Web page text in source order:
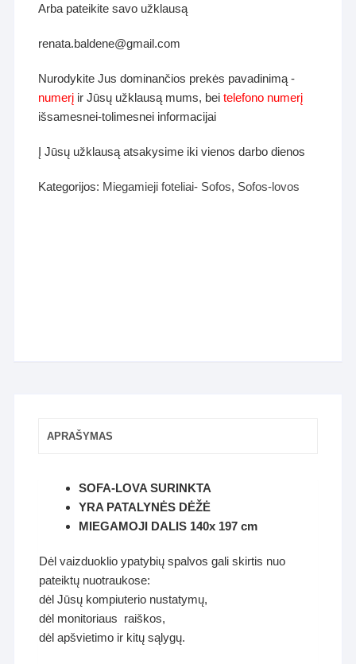
Arba pateikite savo užklausą
renata.baldene@gmail.com
Nurodykite Jus dominančios prekės pavadinimą -
numerį ir Jūsų užklausą mums, beitelefono numerį
išsamesnei-tolimesnei informacijai
Į Jūsų užklausą atsakysime iki vienos darbo dienos
Kategorijos: Miegamieji foteliai- Sofos, Sofos-lovos
APRAŠYMAS
SOFA-LOVA SURINKTA
YRA PATALYNĖS DĖŽĖ
MIEGAMOJI DALIS 140x 197 cm
Dėl vaizduoklio ypatybių spalvos gali skirtis nuo
pateiktų nuotraukose:
dėl Jūsų kompiuterio nustatymų,
dėl monitoriaus raiškos,
dėl apšvietimo ir kitų sąlygų.